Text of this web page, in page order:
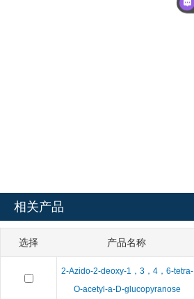
相关产品
选择 产品名称
2-Azido-2-deoxy-1，3，4，6-tetra-
O-acetyl-a-D-glucopyranose